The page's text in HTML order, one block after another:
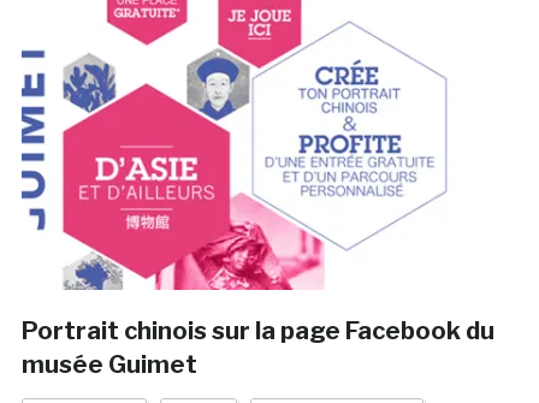
Portrait chinois sur la page Facebook du
musée Guimet